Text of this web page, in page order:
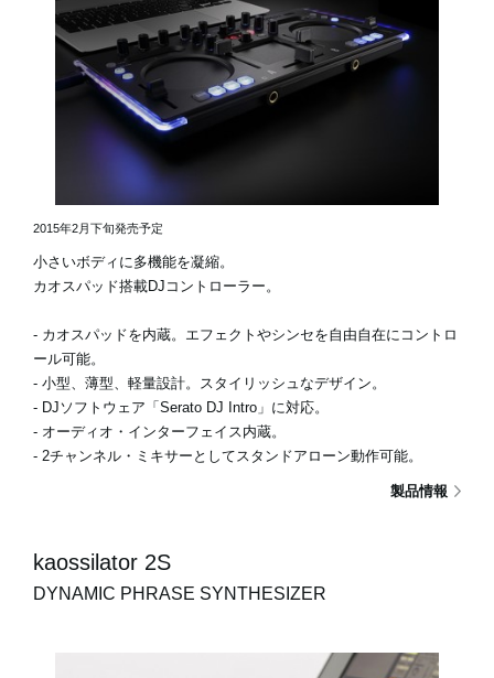
2015年2月下旬発売予定
小さいボディに多機能を凝縮。
カオスパッド搭載DJコントローラー。
- カオスパッドを内蔵。エフェクトやシンセを自由自在にコントロ
ール可能。
- 小型、薄型、軽量設計。スタイリッシュなデザイン。
- DJソフトウェア「Serato DJ Intro」に対応。
- オーディオ・インターフェイス内蔵。
- 2チャンネル・ミキサーとしてスタンドアローン動作可能。
製品情報
kaossilator 2S
DYNAMIC PHRASE SYNTHESIZER